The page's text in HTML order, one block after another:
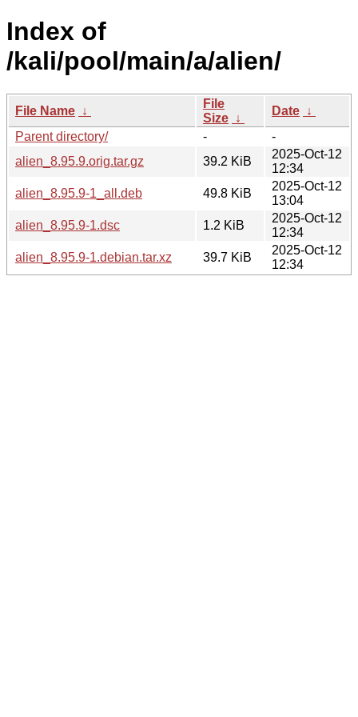
Index of
/kali/pool/main/a/alien/
File Name ↓
File
Size ↓
Date ↓
Parent directory/
-
-
alien_8.95.9.orig.tar.gz
39.2 KiB
2025-Oct-12
12:34
alien_8.95.9-1_all.deb
49.8 KiB
2025-Oct-12
13:04
alien_8.95.9-1.dsc
1.2 KiB
2025-Oct-12
12:34
alien_8.95.9-1.debian.tar.xz
39.7 KiB
2025-Oct-12
12:34